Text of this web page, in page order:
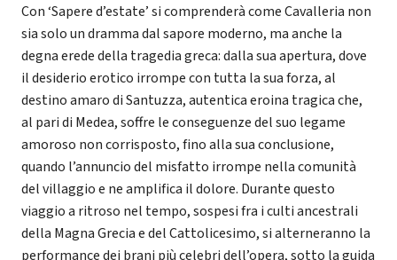
Con ‘Sapere d’estate’ si comprenderà come Cavalleria non
sia solo un dramma dal sapore moderno, ma anche la
degna erede della tragedia greca: dalla sua apertura, dove
il desiderio erotico irrompe con tutta la sua forza, al
destino amaro di Santuzza, autentica eroina tragica che,
al pari di Medea, soffre le conseguenze del suo legame
amoroso non corrisposto, fino alla sua conclusione,
quando l’annuncio del misfatto irrompe nella comunità
del villaggio e ne amplifica il dolore. Durante questo
viaggio a ritroso nel tempo, sospesi fra i culti ancestrali
della Magna Grecia e del Cattolicesimo, si alterneranno la
performance dei brani più celebri dell’opera, sotto la guida